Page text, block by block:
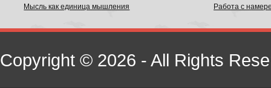
Мысль как единица мышления Работа с
Copyright © 2026 - All Rights